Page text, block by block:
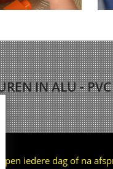
IN ALU -
Open iedere dag of na